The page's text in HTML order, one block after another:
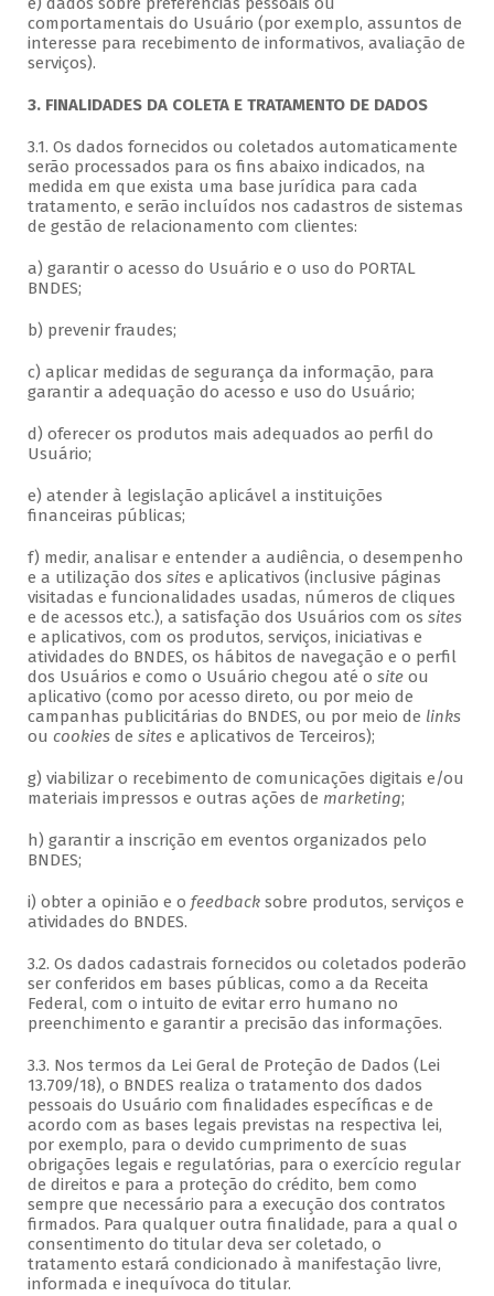
comportamentais do Usuário (por exemplo, assuntos de
interesse para recebimento de informativos, avaliação de
serviços).
3. FINALIDADES DA COLETA E TRATAMENTO DE DADOS
3.1. Os dados fornecidos ou coletados automaticamente
serão processados para os fins abaixo indicados, na
medida em que exista uma base jurídica para cada
tratamento, e serão incluídos nos cadastros de sistemas
de gestão de relacionamento com clientes:
a) garantir o acesso do Usuário e o uso do PORTAL
BNDES;
b) prevenir fraudes;
c) aplicar medidas de segurança da informação, para
garantir a adequação do acesso e uso do Usuário;
d) oferecer os produtos mais adequados ao perfil do
Usuário;
e) atender à legislação aplicável a instituições
financeiras públicas;
f) medir, analisar e entender a audiência, o desempenho
e a utilização dos sites e aplicativos (inclusive páginas
visitadas e funcionalidades usadas, números de cliques
e de acessos etc.), a satisfação dos Usuários com os sites
e aplicativos, com os produtos, serviços, iniciativas e
atividades do BNDES, os hábitos de navegação e o perfil
dos Usuários e como o Usuário chegou até o site ou
aplicativo (como por acesso direto, ou por meio de
campanhas publicitárias do BNDES, ou por meio de links
ou cookiesde sites e aplicativos de Terceiros);
g) viabilizar o recebimento de comunicações digitais e/ou
materiais impressos e outras ações de marketing;
h) garantir a inscrição em eventos organizados pelo
BNDES;
i) obter a opinião e o feedback sobre produtos, serviços e
atividades do BNDES.
3.2. Os dados cadastrais fornecidos ou coletados poderão
ser conferidos em bases públicas, como a da Receita
Federal, com o intuito de evitar erro humano no
preenchimento e garantir a precisão das informações.
3.3. Nos termos da Lei Geral de Proteção de Dados (Lei
13.709/18), o BNDES realiza o tratamento dos dados
pessoais do Usuário com finalidades específicas e de
acordo com as bases legais previstas na respectiva lei,
por exemplo, para o devido cumprimento de suas
obrigações legais e regulatórias, para o exercício regular
de direitos e para a proteção do crédito, bem como
sempre que necessário para a execução dos contratos
firmados. Para qualquer outra finalidade, para a qual o
consentimento do titular deva ser coletado, o
tratamento estará condicionado à manifestação livre,
informada e inequívoca do titular.